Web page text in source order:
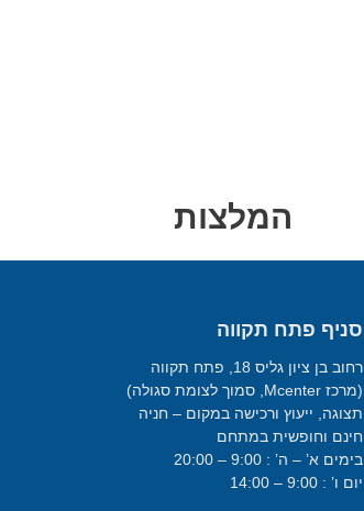
המלצות
סניף פתח תקווה
רחוב בן ציון גליס 18, פתח תקווה
(מרכז Mcenter, סמוך לצומת סגולה)
תצוגה, ייעוץ ורכישה במקום – חניה
חינם וחופשית במתחם
בימים א’ – ה’ : 9:00 – 20:00
יום ו’ : 9:00 – 14:00